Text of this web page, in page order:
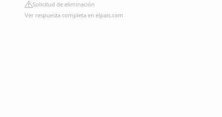
Solicitud de eliminación
Ver respuesta completa en elpais.com